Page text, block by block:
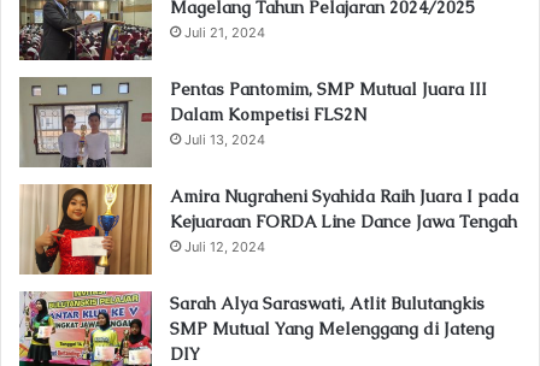
Magelang Tahun Pelajaran 2024/2025
Juli 21, 2024
Pentas Pantomim, SMP Mutual Juara III
Dalam Kompetisi FLS2N
Juli 13, 2024
Amira Nugraheni Syahida Raih Juara I pada
Kejuaraan FORDA Line Dance Jawa Tengah
Juli 12, 2024
Sarah Alya Saraswati, Atlit Bulutangkis
SMP Mutual Yang Melenggang di Jateng
DIY